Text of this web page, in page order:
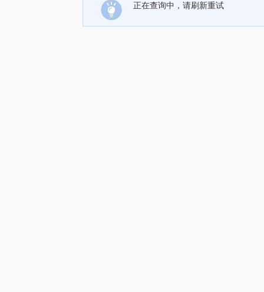
正在查询中，请刷新重试